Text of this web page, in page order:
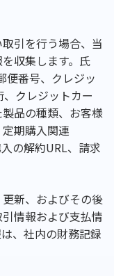
引を行う場合、当
収集します。氏
便番号、クレジッ
クレジットカー
品の種類、お客様
期購入関連
の解約URL、請求
新、およびその後
情報および支払情
、社内の財務記録